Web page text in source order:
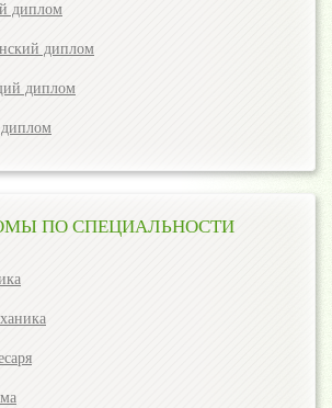
диплом
диплом
диплом
ПО СПЕЦИАЛЬНОСТИ